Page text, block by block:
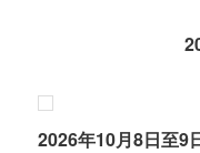
2026年10月8日至9